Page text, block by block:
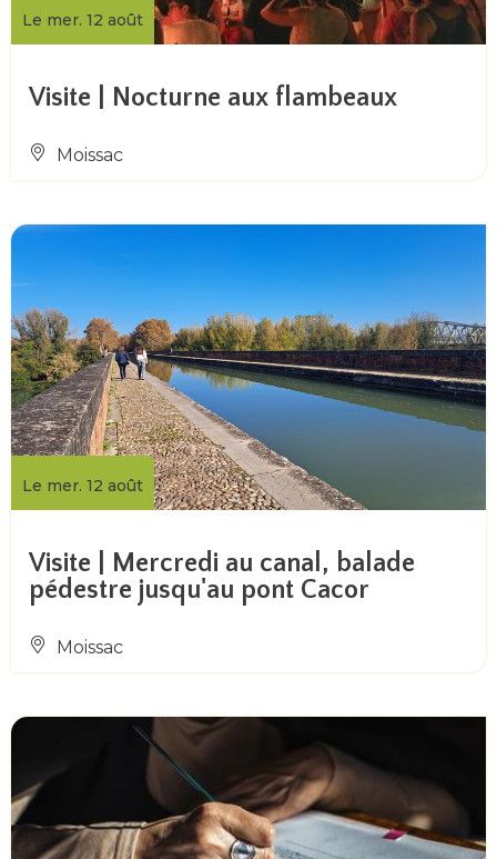
Le mer. 12 août
Visite | Nocturne aux flambeaux
Moissac
Le mer. 12 août
Visite | Mercredi au canal, balade
pédestre jusqu'au pont Cacor
Moissac